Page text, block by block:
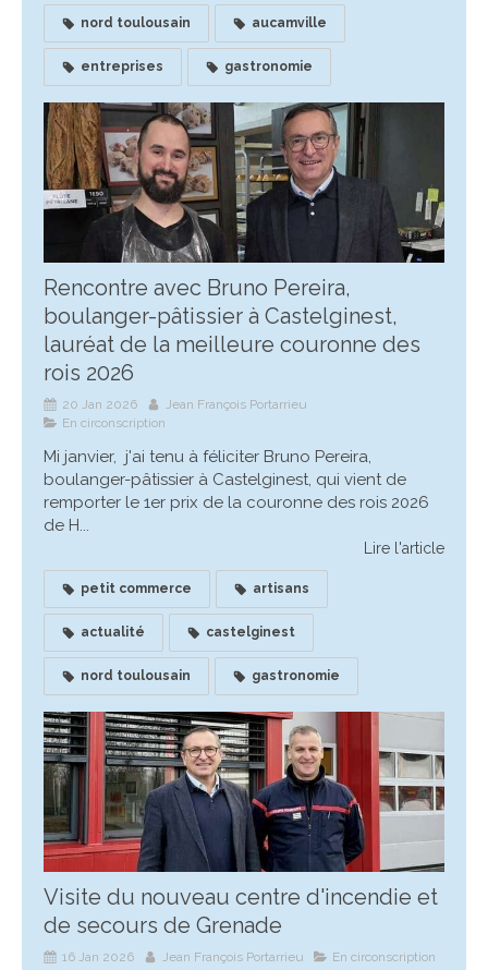
nord toulousain aucamville
entreprises gastronomie
Rencontre avec Bruno Pereira,
boulanger-pâtissier à Castelginest,
lauréat de la meilleure couronne des
rois 2026
20 Jan 2026
Jean François Portarrieu
En circonscription
Mi janvier, j'ai tenu à féliciter Bruno Pereira,
boulanger-pâtissier à Castelginest, qui vient de
remporter le 1er prix de la couronne des rois 2026
de H...
Lire l'article
petit commerce artisans
actualité castelginest
nord toulousain gastronomie
Visite du nouveau centre d'incendie et
de secours de Grenade
16 Jan 2026 Jean François Portarrieu En circonscription